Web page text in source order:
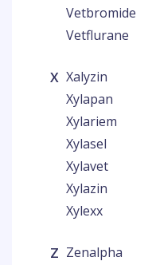
Vetbromide
Vetflurane
X Xalyzin
Xylapan
Xylariem
Xylasel
Xylavet
Xylazin
Xylexx
Z Zenalpha